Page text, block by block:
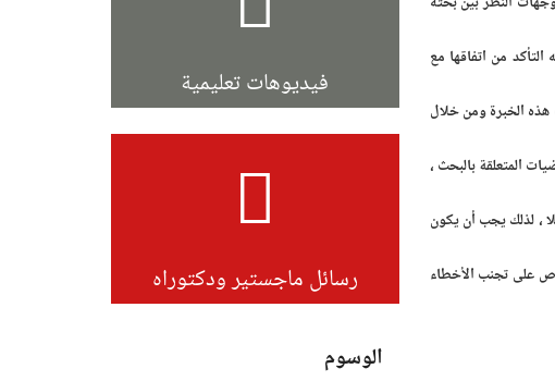
من اتفاقها مع
هذه الخبرة ومن خلال
المتعلقة بالبحث ،
، لذلك يجب أن يكون
على تجنب الأخطاء
فيديوهات تعليمية
رسائل ماجستير ودكتوراه
الوسوم